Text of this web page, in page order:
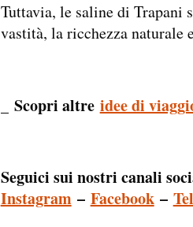
Tuttavia, le saline di Trapani
vastità, la ricchezza naturale
Scopri altre idee di
Seguici sui nostri canali
Instagram– Facebook–